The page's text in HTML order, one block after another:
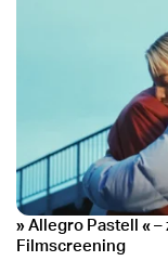
» Allegro Pastell « –
Filmscreening